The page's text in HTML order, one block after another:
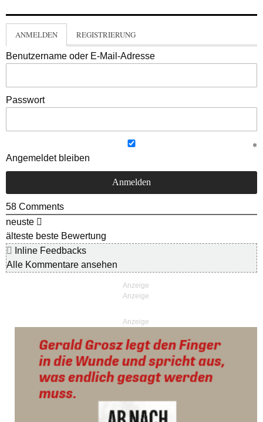
ANMELDEN REGISTRIERUNG
Benutzername oder E-Mail-Adresse
Passwort
Angemeldet bleiben
58 Comments
neuste
älteste beste Bewertung
Inline Feedbacks
Alle Kommentare ansehen
Anzeige